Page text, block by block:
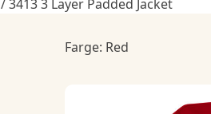
/ 3413 3 Layer Padded Jacket
Farge: Red